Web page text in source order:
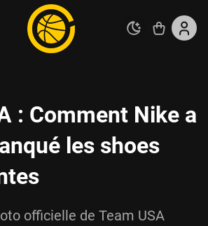
: Comment Nike a
les shoes
officielle de Team USA